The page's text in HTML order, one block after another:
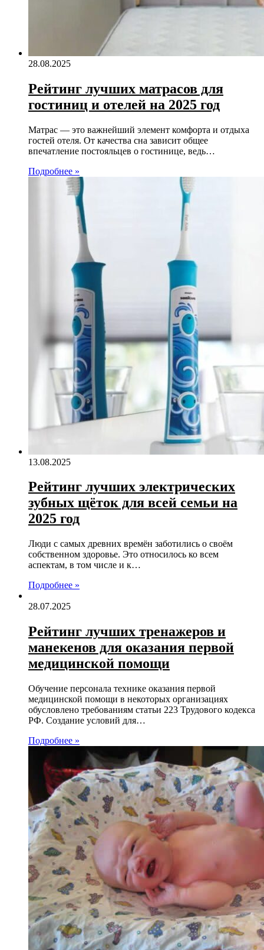
28.08.2025
Рейтинг лучших матрасов для
гостиниц и отелей на 2025 год
Матрас — это важнейший элемент комфорта и отдыха
гостей отеля. От качества сна зависит общее
впечатление постояльцев о гостинице, ведь…
Подробнее »
13.08.2025
Рейтинг лучших электрических
зубных щёток для всей семьи на
2025 год
Люди с самых древних времён заботились о своём
собственном здоровье. Это относилось ко всем
аспектам, в том числе и к…
Подробнее »
28.07.2025
Рейтинг лучших тренажеров и
манекенов для оказания первой
медицинской помощи
Обучение персонала технике оказания первой
медицинской помощи в некоторых организациях
обусловлено требованиям статьи 223 Трудового кодекса
РФ. Создание условий для…
Подробнее »